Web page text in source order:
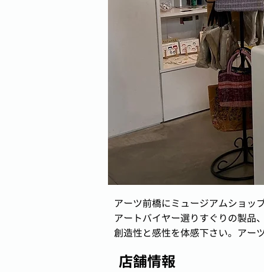
アーツ前橋にミュージアムショッ
アートバイヤー選りすぐりの製品
創造性と感性を体感下さい。アー
店舗情報